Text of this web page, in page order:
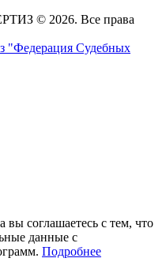
© 2026. Все права
"Федерация Судебных
соглашаетесь с тем, что
данные с
Подробнее